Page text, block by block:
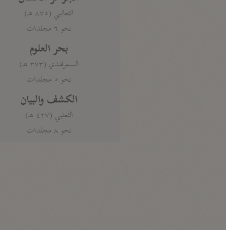
الثعالبي (٨٧٥ هـ)
نحو ٦ مجلدات
بحر العلوم
السمرقندي (٣٧٣ هـ)
نحو ٥ مجلدات
الكشف والبيان
الثعلبي (٤٢٧ هـ)
نحو ٨ مجلدات